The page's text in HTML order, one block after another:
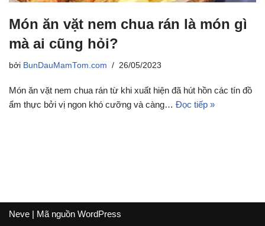
Món ăn vặt nem chua rán là món gì
mà ai cũng hỏi?
bởi BunDauMamTom.com 26/05/2023
Món ăn vặt nem chua rán từ khi xuất hiện đã hút hồn các tín đồ
ẩm thực bởi vị ngon khó cưỡng và càng… Đọc tiếp »
Neve | Mã nguồn WordPress